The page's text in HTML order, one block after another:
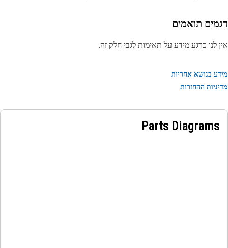
תואמים
לנו כרגע מידע על תאימות לגבי חלק זה.
בנושא אחריות
ההחזרות
Parts Diagrams